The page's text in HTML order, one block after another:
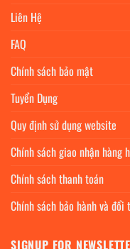
Liên Hệ
FAQ
Chính sách bảo mật
Tuyển Dụng
Quy định sử dụng website
Chính sách giao nhận hàng
Chính sách thanh toán
Chính sách bảo hành và đổi
SIGNUP FOR